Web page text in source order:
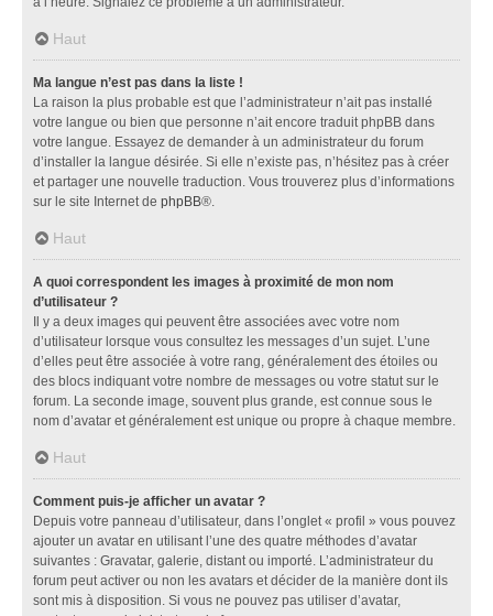
Haut
Ma langue n’est pas dans la liste !
La raison la plus probable est que l’administrateur n’ait pas installé
votre langue ou bien que personne n’ait encore traduit phpBB dans
votre langue. Essayez de demander à un administrateur du forum
d’installer la langue désirée. Si elle n’existe pas, n’hésitez pas à créer
et partager une nouvelle traduction. Vous trouverez plus d’informations
sur le site Internet de phpBB®.
Haut
A quoi correspondent les images à proximité de mon nom
d’utilisateur ?
Il y a deux images qui peuvent être associées avec votre nom
d’utilisateur lorsque vous consultez les messages d’un sujet. L’une
d’elles peut être associée à votre rang, généralement des étoiles ou
des blocs indiquant votre nombre de messages ou votre statut sur le
forum. La seconde image, souvent plus grande, est connue sous le
nom d’avatar et généralement est unique ou propre à chaque membre.
Haut
Comment puis-je afficher un avatar ?
Depuis votre panneau d’utilisateur, dans l’onglet « profil » vous pouvez
ajouter un avatar en utilisant l’une des quatre méthodes d’avatar
suivantes : Gravatar, galerie, distant ou importé. L’administrateur du
forum peut activer ou non les avatars et décider de la manière dont ils
sont mis à disposition. Si vous ne pouvez pas utiliser d’avatar,